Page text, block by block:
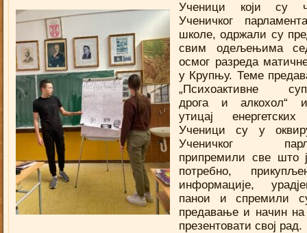
Ученици који су
Ученичког
школе, одржали су
свим одељењима
осмог разреда
у Крупњу. Теме
„Психоактивне
дрога и алкохол“
утицај
Ученици су у
Ученичког
припремили све што
потребно,
информације,
панои и спремили
предавање и начин на
презентовати свој рад.